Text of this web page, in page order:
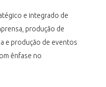
e integrado de
produção de
e produção de eventos
ênfase no